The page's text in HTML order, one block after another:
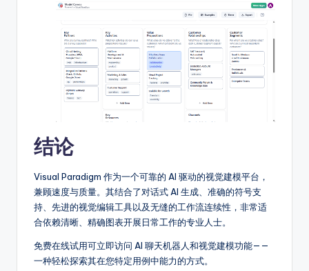
结论
Visual Paradigm 作为一个可靠的 AI 驱动的视觉建模平台，
兼顾速度与质量。其结合了对话式 AI 生成、准确的符号支
持、先进的视觉编辑工具以及无缝的工作流连续性，非常适
合依赖清晰、精确图表开展日常工作的专业人士。
免费在线试用可立即访问 AI 聊天机器人和视觉建模功能——
一种轻松探索其在您特定用例中能力的方式。